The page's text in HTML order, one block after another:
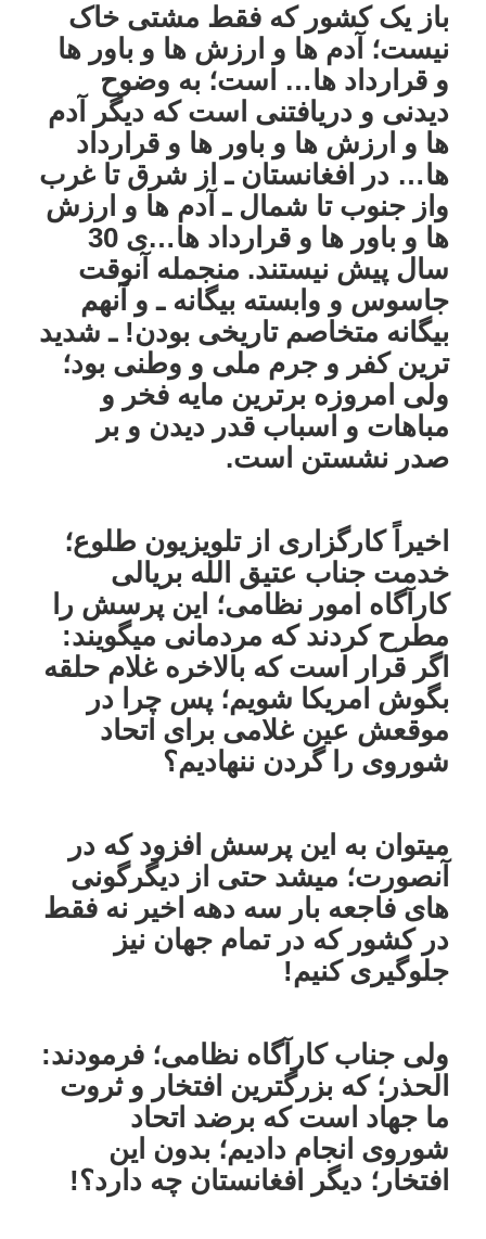
باز یک کشور که فقط مشتی خاک
نیست؛ آدم ها و ارزش ها و باور ها
و قرارداد ها… است؛ به وضوح
دیدنی و دریافتنی است که دیگر آدم
ها و ارزش ها و باور ها و قرارداد
ها… در افغانستان ـ از شرق تا غرب
واز جنوب تا شمال ـ آدم ها و ارزش
ها و باور ها و قرارداد ها…ی 30
سال پیش نیستند. منجمله آنوقت
جاسوس و وابسته بیگانه ـ و آنهم
بیگانه متخاصم تاریخی بودن! ـ شدید
ترین کفر و جرم ملی و وطنی بود؛
ولی امروزه برترین مایه فخر و
مباهات و اسباب قدر دیدن و بر
صدر نشستن است.
اخیراً کارگزاری از تلویزیون طلوع؛
خدمت جناب عتیق الله بریالی
کارآگاه امور نظامی؛ این پرسش را
مطرح کردند که مردمانی میگویند:
اگر قرار است که بالاخره غلام حلقه
بگوش امریکا شویم؛ پس چرا در
موقعش عین غلامی برای اتحاد
شوروی را گردن ننهادیم؟
میتوان به این پرسش افزود که در
آنصورت؛ میشد حتی از دیگرگونی
های فاجعه بار سه دهه اخیر نه فقط
در کشور که در تمام جهان نیز
جلوگیری کنیم!
ولی جناب کارآگاه نظامی؛ فرمودند:
الحذر؛ که بزرگترین افتخار و ثروت
ما جهاد است که برضد اتحاد
شوروی انجام دادیم؛ بدون این
افتخار؛ دیگر افغانستان چه دارد؟!